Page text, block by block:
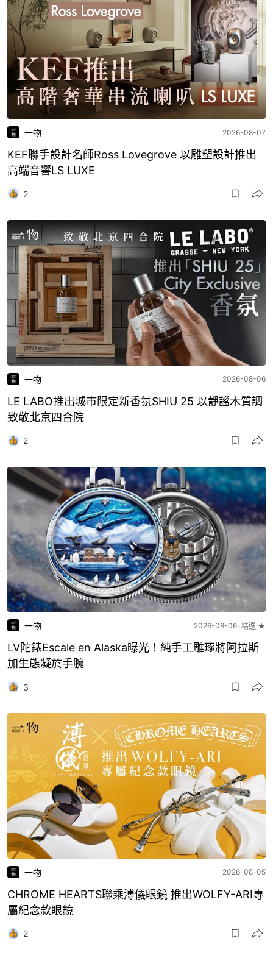
一物 2026-08-07
KEF聯手設計名師Ross Lovegrove 以雕塑設計推出
高端音響LS LUXE
2
一物 2026-08-06
LE LABO推出城市限定新香氛SHIU 25 以靜謐木質調
致敬北京四合院
2
一物 2026-08-06 精選 ★
LV陀錶Escale en Alaska曝光！純手工雕琢將阿拉斯
加生態凝於手腕
3
一物 2026-08-05
CHROME HEARTS聯乘溥儀眼鏡 推出WOLFY-ARI專
屬紀念款眼鏡
2